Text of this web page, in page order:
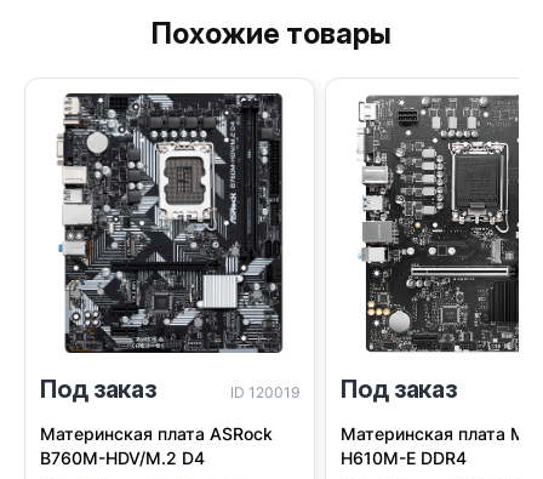
Похожие товары
Под заказ ID 120019
Материнская плата ASRock
B760M-HDV/M.2 D4
Под заказ
Материнская плата MSI
H610M-E DDR4